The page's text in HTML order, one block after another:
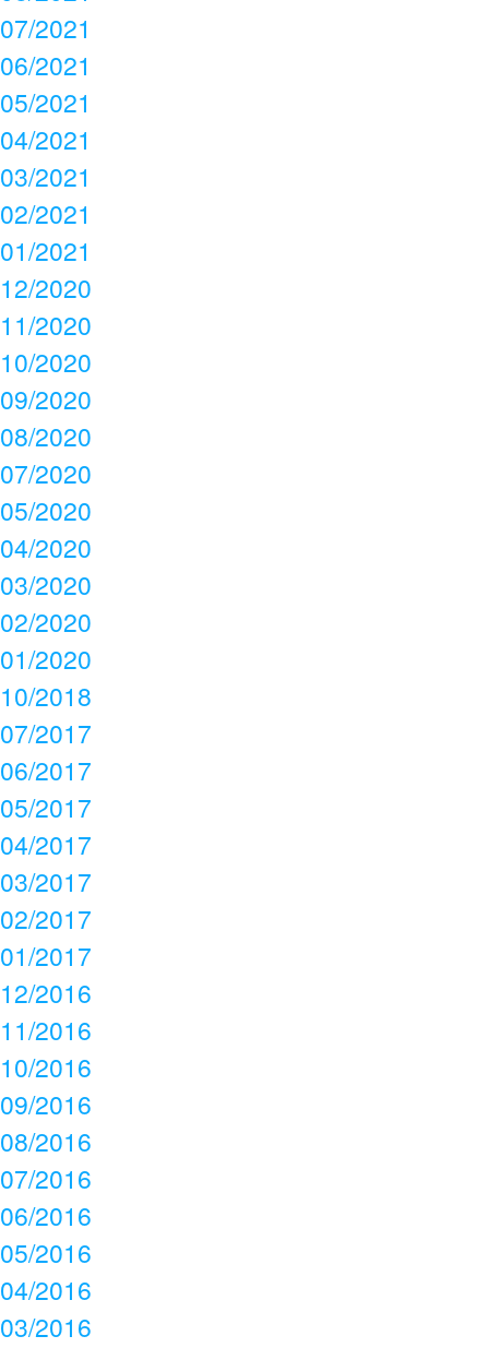
07/2021
06/2021
05/2021
04/2021
03/2021
02/2021
01/2021
12/2020
11/2020
10/2020
09/2020
08/2020
07/2020
05/2020
04/2020
03/2020
02/2020
01/2020
10/2018
07/2017
06/2017
05/2017
04/2017
03/2017
02/2017
01/2017
12/2016
11/2016
10/2016
09/2016
08/2016
07/2016
06/2016
05/2016
04/2016
03/2016